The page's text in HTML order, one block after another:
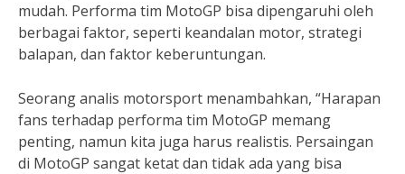
mudah. Performa tim MotoGP bisa dipengaruhi oleh
berbagai faktor, seperti keandalan motor, strategi
balapan, dan faktor keberuntungan.
Seorang analis motorsport menambahkan, “Harapan
fans terhadap performa tim MotoGP memang
penting, namun kita juga harus realistis. Persaingan
di MotoGP sangat ketat dan tidak ada yang bisa